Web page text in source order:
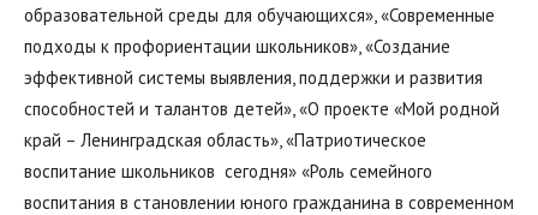
образовательной среды для обучающихся», «Современные
подходы к профориентации школьников», «Создание
эффективной системы выявления, поддержки и развития
способностей и талантов детей», «О проекте «Мой родной
край – Ленинградская область», «Патриотическое
воспитание школьников сегодня» «Роль семейного
воспитания в становлении юного гражданина в современном